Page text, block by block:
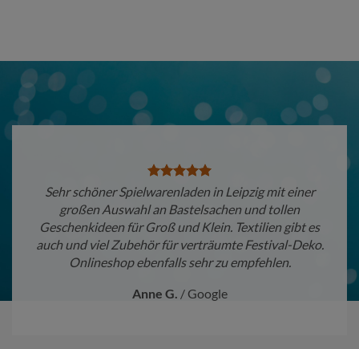
Sehr schöner Spielwarenladen in Leipzig mit einer
großen Auswahl an Bastelsachen und tollen
Geschenkideen für Groß und Klein. Textilien gibt es
auch und viel Zubehör für verträumte Festival-Deko.
Onlineshop ebenfalls sehr zu empfehlen.
Anne G. / Google